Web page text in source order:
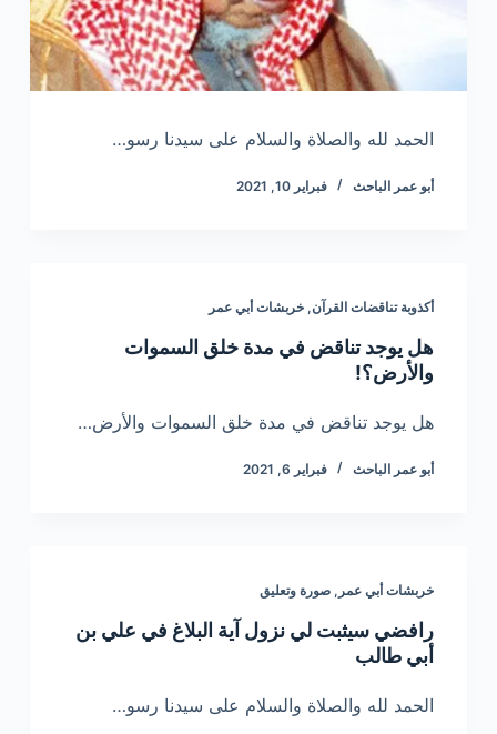
الحمد لله والصلاة والسلام على سيدنا رسو…
أبو عمر الباحث فبراير 10, 2021
أكذوبة تناقضات القرآن , خربشات أبي عمر
هل يوجد تناقض في مدة خلق السموات
والأرض؟!
هل يوجد تناقض في مدة خلق السموات والأرض…
أبو عمر الباحث فبراير 6, 2021
خربشات أبي عمر , صورة وتعليق
رافضي سيثبت لي نزول آية البلاغ في علي بن
أبي طالب
الحمد لله والصلاة والسلام على سيدنا رسو…